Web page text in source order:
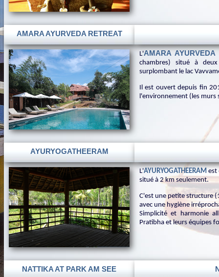
AMARA AYURVEDA RETREAT
L'AMARA AYURVEDA
chambres) situé à
surplombant le lac
Il est ouvert depuis fin
l'environnement (les murs
AYURYOGATHEERAM
L'AYURYOGATHEERAM est
situé à 2 km seulement.
C'est une petite structure
avec une hygiène
Simplicité et harmonie
Pratibha et leurs équipes
NATTIKA AT PARK AM SEE